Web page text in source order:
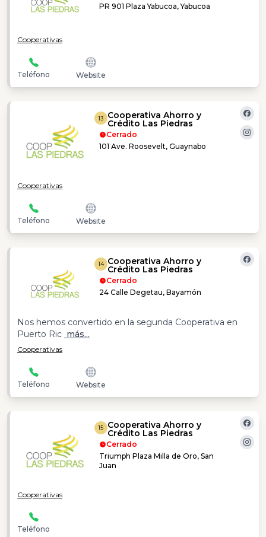
PR 901 Plaza Yabucoa, Yabucoa
Cooperativas
Teléfono Website
13 Cooperativa Ahorro y
Crédito Las Piedras
Cerrado
101 Ave. Roosevelt, Guaynabo
Cooperativas
Teléfono Website
14 Cooperativa Ahorro y
Crédito Las Piedras
Cerrado
24 Calle Degetau, Bayamón
Nos hemos convertido en la segunda Cooperativa en
Puerto Ric más...
Cooperativas
Teléfono Website
15 Cooperativa Ahorro y
Crédito Las Piedras
Cerrado
Triumph Plaza Milla de Oro, San
Juan
Cooperativas
Teléfono